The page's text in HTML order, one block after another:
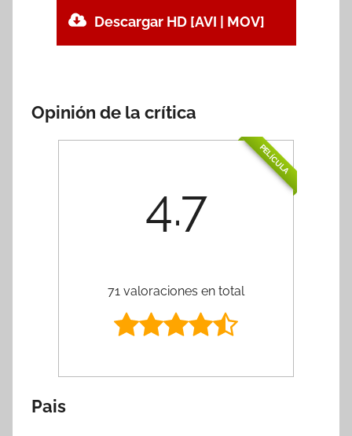
Descargar HD [AVI | MOV]
Opinión de la crítica
PELÍCULA
4.7
71 valoraciones en total
Pais